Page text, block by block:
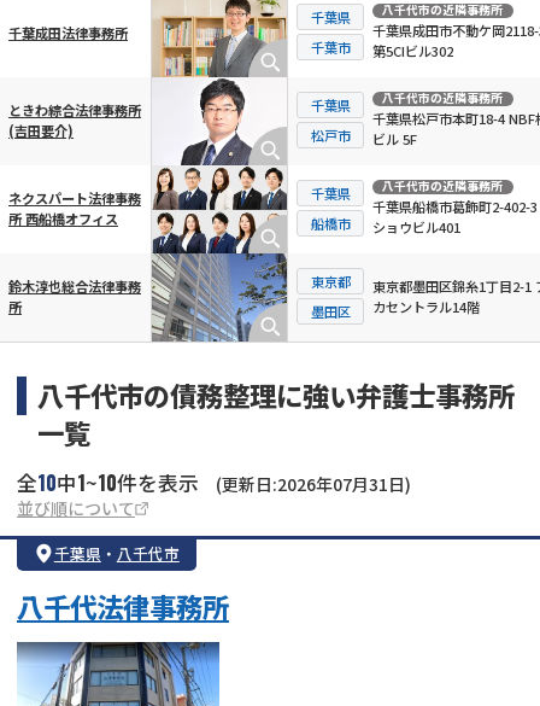
千葉成田法律事務所
千葉県
千葉市
八千代市の近隣事務所
千葉県成田市不動ケ岡
第5CIビル302
ときわ綜合法律事務所
(吉田要介)
千葉県
松戸市
八千代市の近隣事務所
千葉県松戸市本町18-4 NBF
ビル 5F
ネクスパート法律事務
所 西船橋オフィス
千葉県
船橋市
八千代市の近隣事務所
千葉県船橋市葛飾町2-402-
ショウビル401
鈴木淳也総合法律事務
所
東京都
墨田区
東京都墨田区錦糸1丁目2-1
カセントラル14階
八千代市の債務整理に強い弁護士事務所
一覧
全10中1~10件を表示
(更新日:2026年07月31日)
並び順について
千葉県 ・ 八千代市
八千代法律事務所